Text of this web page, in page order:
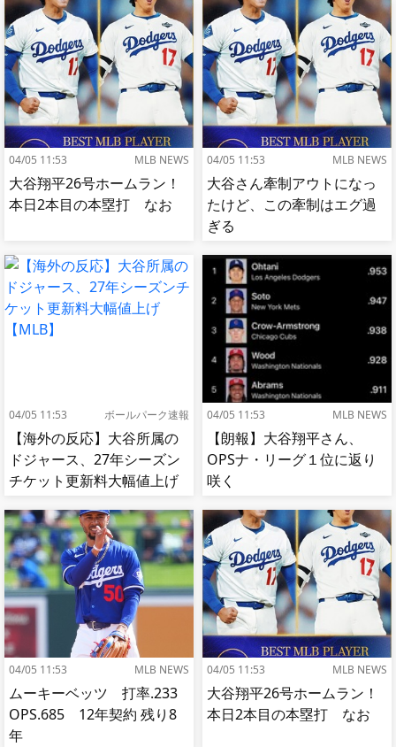
04/05 11:53 MLB NEWS
大谷翔平26号ホームラン！
本日2本目の本塁打 なお
04/05 11:53 MLB NEWS
大谷さん牽制アウトになっ
たけど、この牽制はエグ過
ぎる
04/05 11:53 ボールパーク速報
【海外の反応】大谷所属の
ドジャース、27年シーズン
チケット更新料大幅値上げ
04/05 11:53 MLB NEWS
【朗報】大谷翔平さん、
OPSナ・リーグ１位に返り
咲く
04/05 11:53 MLB NEWS
ムーキーベッツ 打率.233
OPS.685 12年契約 残り8
年
04/05 11:53 MLB NEWS
大谷翔平26号ホームラン！
本日2本目の本塁打 なお